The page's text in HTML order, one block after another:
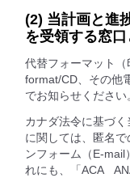
(2) 当計画と進
を受領する窓
代替フォーマット
format/CD、その他
でお知らせください
カナダ法令に基づ
に関しては、匿名
ンフォーム（E-
れにも、「ACA